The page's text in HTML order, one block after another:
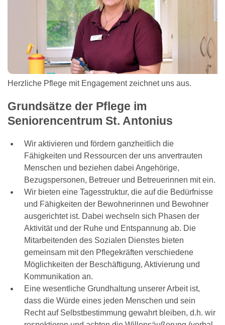
Herzliche Pflege mit Engagement zeichnet uns aus.
Grundsätze der Pflege im
Seniorencentrum St. Antonius
Wir aktivieren und fördern ganzheitlich die
Fähigkeiten und Ressourcen der uns anvertrauten
Menschen und beziehen dabei Angehörige,
Bezugspersonen, Betreuer und Betreuerinnen mit ein.
Wir bieten eine Tagesstruktur, die auf die Bedürfnisse
und Fähigkeiten der Bewohnerinnen und Bewohner
ausgerichtet ist. Dabei wechseln sich Phasen der
Aktivität und der Ruhe und Entspannung ab. Die
Mitarbeitenden des Sozialen Dienstes bieten
gemeinsam mit den Pflegekräften verschiedene
Möglichkeiten der Beschäftigung, Aktivierung und
Kommunikation an.
Eine wesentliche Grundhaltung unserer Arbeit ist,
dass die Würde eines jeden Menschen und sein
Recht auf Selbstbestimmung gewahrt bleiben, d.h. wir